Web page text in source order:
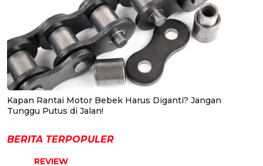
Kapan Rantai Motor Bebek Harus Diganti? Jangan
Tunggu Putus di Jalan!
BERITA TERPOPULER
REVIEW